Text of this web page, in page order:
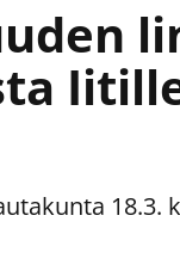
18.3.